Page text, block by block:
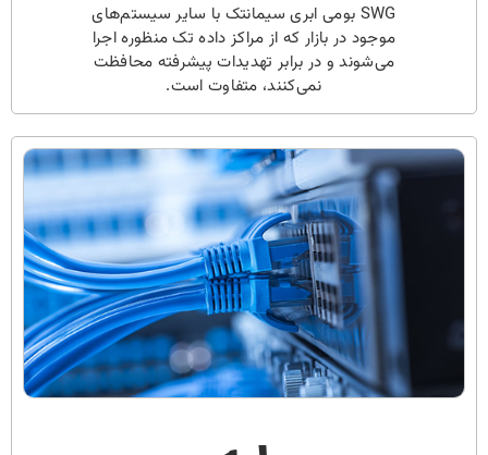
SWG بومی ابری سیمانتک با سایر سیستم‌های
موجود در بازار که از مراکز داده تک منظوره اجرا
می‌شوند و در برابر تهدیدات پیشرفته محافظت
نمی‌کنند، متفاوت است.